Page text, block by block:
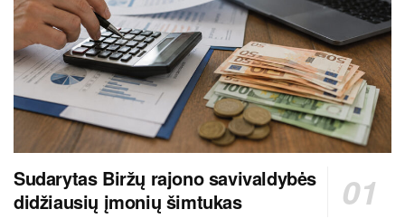
Sudarytas Biržų rajono savivaldybės
didžiausių įmonių šimtukas